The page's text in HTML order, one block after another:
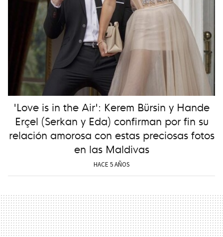
'Love is in the Air': Kerem Bürsin y Hande
Erçel (Serkan y Eda) confirman por fin su
relación amorosa con estas preciosas fotos
en las Maldivas
HACE 5 AÑOS